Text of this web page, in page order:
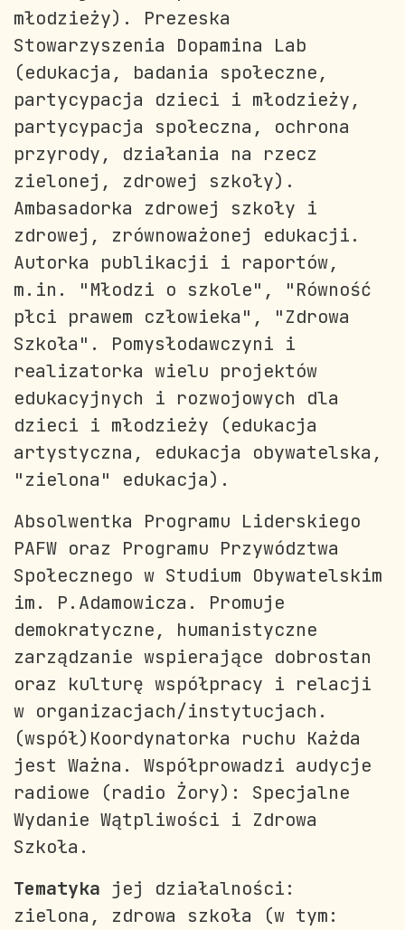
młodzieży). Prezeska
Stowarzyszenia Dopamina Lab
(edukacja, badania społeczne,
partycypacja dzieci i młodzieży,
partycypacja społeczna, ochrona
przyrody, działania na rzecz
zielonej, zdrowej szkoły).
Ambasadorka zdrowej szkoły i
zdrowej, zrównoważonej edukacji.
Autorka publikacji i raportów,
m.in. "Młodzi o szkole", "Równość
płci prawem człowieka", "Zdrowa
Szkoła". Pomysłodawczyni i
realizatorka wielu projektów
edukacyjnych i rozwojowych dla
dzieci i młodzieży (edukacja
artystyczna, edukacja obywatelska,
"zielona" edukacja).
Absolwentka Programu Liderskiego
PAFW oraz Programu Przywództwa
Społecznego w Studium Obywatelskim
im. P.Adamowicza. Promuje
demokratyczne, humanistyczne
zarządzanie wspierające dobrostan
oraz kulturę współpracy i relacji
w organizacjach/instytucjach.
(współ)Koordynatorka ruchu Każda
jest Ważna. Współprowadzi audycje
radiowe (radio Żory): Specjalne
Wydanie Wątpliwości i Zdrowa
Szkoła.
Tematyka jej działalności:
zielona, zdrowa szkoła (w tym: